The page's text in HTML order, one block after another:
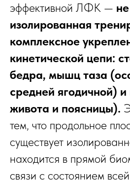
эффективной ЛФК — не
изолированная
комплексное
кинетической цепи:
бедра, мышц таза
средней ягодичной)
живота и поясницы).
тем, что продольное
существует
находится в прямой
связи с состоянием